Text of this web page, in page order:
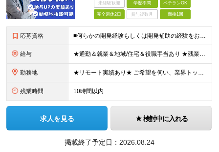
未経験歓迎 学歴不問 ベテランOK
完全週休2日 賞与複数月 面接1回
応募資格 ■何らかの開発経験もしくは開発補助の経験をお持ちの方 ■学歴不問 ★ブランクのある方、地方在住の方も大歓迎です！
給与 ★通勤＆就業＆地域/住宅＆役職手当あり ★残業代は全額支給 ★選べる給与制度あり！ ★東京・神奈川・千葉・埼玉勤務の場合 月給23.5万円～55万円＋諸手当 （残業代は全額支給） (20,000円の
勤務地 ★リモート実績あり★ ご希望を伺い、業界トップクラス約7,000件の取引事業所数、90,000件以上のプロジェクトから検討をいたします。 全国の取引先での就業となります（沖縄を除く） ※勤務地
残業時間 10時間以内
求人を見る 検討中に入れる
掲載終了予定日： 2026.08.24